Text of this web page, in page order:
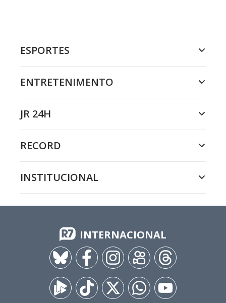
ESPORTES
ENTRETENIMENTO
JR 24H
RECORD
INSTITUCIONAL
INTERNACIONAL